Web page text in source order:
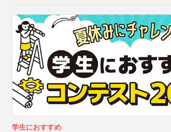
学生におすすめ